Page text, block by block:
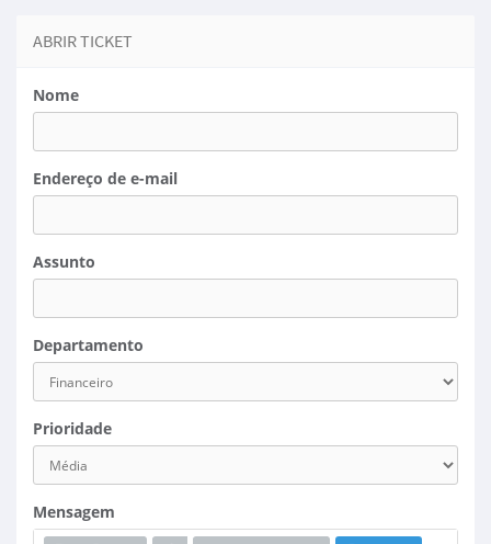
ABRIR TICKET
Nome
Endereço de e-mail
Assunto
Departamento
Prioridade
Mensagem